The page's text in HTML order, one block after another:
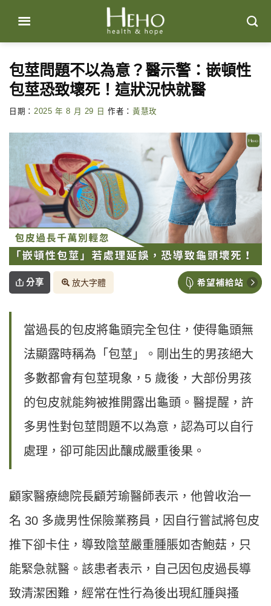
content
包莖問題不以為意？醫示警：嵌頓性
包莖恐致壞死！這狀況快就醫
日期： 2025 年 8 月 29 日 作者： 黃慧玫
分享 放大字體
當過長的包皮將龜頭完全包住，使得龜頭無
法顯露時稱為「包莖」。剛出生的男孩絕大
多數都會有包莖現象，5 歲後，大部份男孩
的包皮就能夠被推開露出龜頭。醫提醒，許
多男性對包莖問題不以為意，認為可以自行
處理，卻可能因此釀成嚴重後果。
顧家醫療總院長顧芳瑜醫師表示，他曾收治一
名 30 多歲男性保險業務員，因自行嘗試將包皮
推下卻卡住，導致陰莖嚴重腫脹如杏鮑菇，只
能緊急就醫。該患者表示，自己因包皮過長導
致清潔困難，經常在性行為後出現紅腫與搔